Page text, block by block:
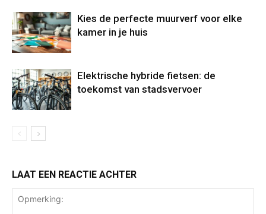
Kies de perfecte muurverf voor elke
kamer in je huis
Elektrische hybride fietsen: de
toekomst van stadsvervoer
LAAT EEN REACTIE ACHTER